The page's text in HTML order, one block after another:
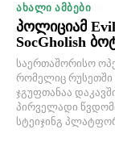
ᲐᲮᲐᲚᲘ ᲐᲛᲑᲔᲑᲘ
პოლიციამ
SocGholish
საერთაშორისო
რომელიც რუსეთში
ჯგუფთანაა
პირველადი
სტეიჯინგ